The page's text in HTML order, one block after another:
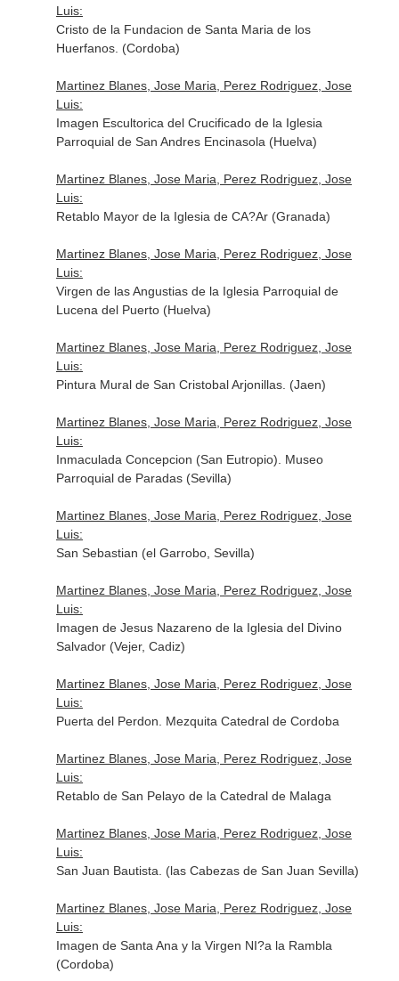
Luis:
Cristo de la Fundacion de Santa Maria de los
Huerfanos. (Cordoba)
Martinez Blanes, Jose Maria, Perez Rodriguez, Jose
Luis:
Imagen Escultorica del Crucificado de la Iglesia
Parroquial de San Andres Encinasola (Huelva)
Martinez Blanes, Jose Maria, Perez Rodriguez, Jose
Luis:
Retablo Mayor de la Iglesia de CA?Ar (Granada)
Martinez Blanes, Jose Maria, Perez Rodriguez, Jose
Luis:
Virgen de las Angustias de la Iglesia Parroquial de
Lucena del Puerto (Huelva)
Martinez Blanes, Jose Maria, Perez Rodriguez, Jose
Luis:
Pintura Mural de San Cristobal Arjonillas. (Jaen)
Martinez Blanes, Jose Maria, Perez Rodriguez, Jose
Luis:
Inmaculada Concepcion (San Eutropio). Museo
Parroquial de Paradas (Sevilla)
Martinez Blanes, Jose Maria, Perez Rodriguez, Jose
Luis:
San Sebastian (el Garrobo, Sevilla)
Martinez Blanes, Jose Maria, Perez Rodriguez, Jose
Luis:
Imagen de Jesus Nazareno de la Iglesia del Divino
Salvador (Vejer, Cadiz)
Martinez Blanes, Jose Maria, Perez Rodriguez, Jose
Luis:
Puerta del Perdon. Mezquita Catedral de Cordoba
Martinez Blanes, Jose Maria, Perez Rodriguez, Jose
Luis:
Retablo de San Pelayo de la Catedral de Malaga
Martinez Blanes, Jose Maria, Perez Rodriguez, Jose
Luis:
San Juan Bautista. (las Cabezas de San Juan Sevilla)
Martinez Blanes, Jose Maria, Perez Rodriguez, Jose
Luis:
Imagen de Santa Ana y la Virgen NI?a la Rambla
(Cordoba)